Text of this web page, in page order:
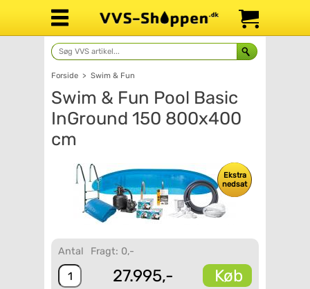
Forside > Swim & Fun
Swim & Fun Pool Basic
InGround 150 800x400
cm
Ekstra
nedsat
Antal Fragt: 0,-
27.995,- Køb